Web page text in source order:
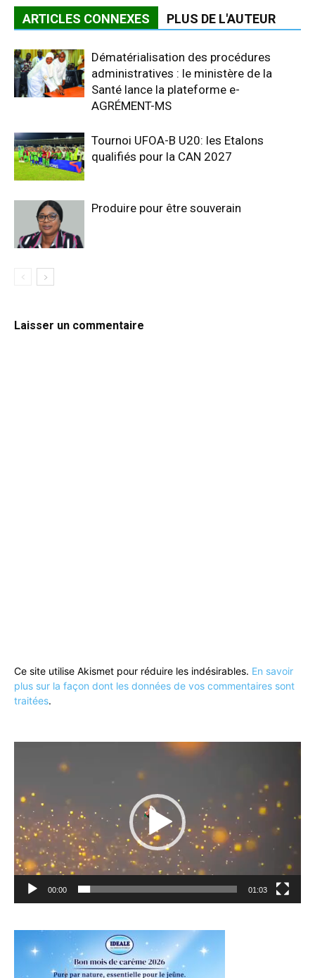
ARTICLES CONNEXES PLUS DE L'AUTEUR
Dématérialisation des procédures
administratives : le ministère de la
Santé lance la plateforme e-
AGRÉMENT-MS
Tournoi UFOA-B U20: les Etalons
qualifiés pour la CAN 2027
Produire pour être souverain
Laisser un commentaire
Ce site utilise Akismet pour réduire les indésirables. En savoir
plus sur la façon dont les données de vos commentaires sont
traitées.
00:00 01:03